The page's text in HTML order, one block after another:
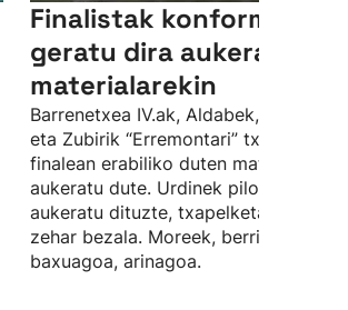
Finalistak konforme
geratu dira
materialarekin
Barrenetxea IV.ak, Aldabek, Ansa II.ak
eta Zubirik “Erremontari”
finalean erabiliko duten materiala
aukeratu dute. Urdinek pilota biziak
aukeratu dituzte, txapelketa guztian
zehar bezala. Moreek, berriz,
baxuagoa, arinagoa.